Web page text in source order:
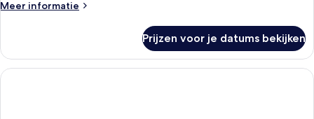
open
haard
laden
Meer informatie
Meer
kamer,
queensize
Prijzen voor je datums bekijken